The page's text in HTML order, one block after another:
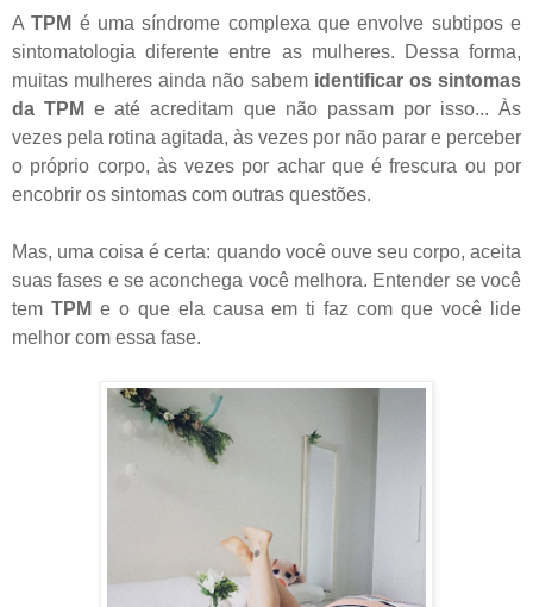
ATPM é uma síndrome complexa que envolve subtipos e
sintomatologia diferente entre as mulheres. Dessa forma,
muitas mulheres ainda não sabem identificar os sintomas
da TPM e até acreditam que não passam por isso... Às
vezes pela rotina agitada, às vezes por não parar e perceber
o próprio corpo, às vezes por achar que é frescura ou por
encobrir os sintomas com outras questões.
Mas, uma coisa é certa: quando você ouve seu corpo, aceita
suas fases e se aconchega você melhora. Entender se você
tem TPM e o que ela causa em ti faz com que você lide
melhor com essa fase.